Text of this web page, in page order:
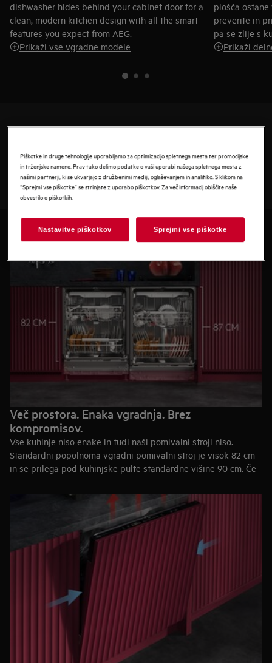
dishwasher hides behind your cabinet door for a
clean, modern kitchen design with all the smart
features you expect from AEG.
Prikaži vse vgradne modele
plošča
preverite in
pa se zlije s
Prikaži
Popolnoma vgradni pomivalni stroj je standardna in najbolj
priljubljena izbira v naši ponudbi, saj se prilega pod pult in
izgine v zasnovi vaše kuhinje.
Več prostora. Enaka vgradnja. Brez
kompromisov.
Vse kuhinje niso enake in tudi naši pomivalni stroji niso.
Standardni popolnoma vgradni pomivalni stroj je visok 82 cm
in se prilega pod kuhinjske pulte standardne višine 90 cm. Če
višjih kozarcev, vam ponujamo možnosti, ki vsakdan nekoliko
Naši 87-centimetrski modeli XXL Max omogočajo lažje
nalaganje vsake posode ter več prostora za večje krožnike ali
višje kozarce. Ker stojijo bližje tlom, se prilegajo pod isto 90-
centimetrsko višino pulta kot naši 82-centimetrski pomivalni
stroji. So enako vodno učinkoviti kot standardni modeli.
Več prostora in prilagodljivosti. Enaka vgradnja.
Raziščite 82 cm modele
Raziščite 87 cm XXL Max
Piškotke in druge tehnologije uporabljamo za optimizacijo spletnega mesta ter promocijske
in trženjske namene. Prav tako delimo podatke o vaši uporabi našega spletnega mesta z
našimi partnerji, ki se ukvarjajo z družbenimi mediji, oglaševanjem in analitiko. S klikom na
“Sprejmi vse piškotke” se strinjate z uporabo piškotkov. Za več informacij obiščite naše
obvestilo o piškotkih.
Nastavitve piškotkov Sprejmi vse piškotke